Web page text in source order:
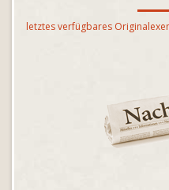
letztes verfügbares